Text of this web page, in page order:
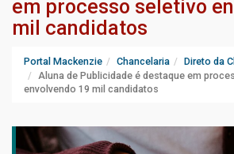
em processo seletivo
mil candidatos
Portal Mackenzie Chancelaria
Direto da
Aluna de Publicidade é destaque em
envolvendo 19 mil candidatos